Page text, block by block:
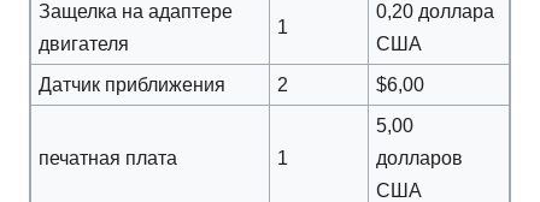
Защелка на адаптере
двигателя
1
0,20 доллара
США
Датчик приближения
2 $6,00
печатная плата 1
5,00
долларов
США